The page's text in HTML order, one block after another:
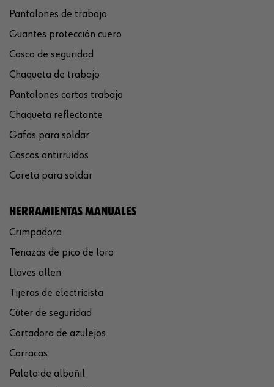
Pantalones de trabajo
Guantes protección cuero
Casco de seguridad
Chaqueta de trabajo
Pantalones cortos trabajo
Chaqueta reflectante
Gafas para soldar
Cascos antirruidos
Careta para soldar
HERRAMIENTAS MANUALES
Crimpadora
Tenazas de pico de loro
Llaves allen
Tijeras de electricista
Cúter de seguridad
Cortadora de azulejos
Carracas
Paleta de albañil